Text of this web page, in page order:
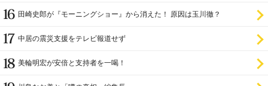
田崎史郎が『モーニングショー』から消えた！ 原因は玉川徹？
中居の震災支援をテレビ報道せず
美輪明宏が安倍と支持者を一喝！